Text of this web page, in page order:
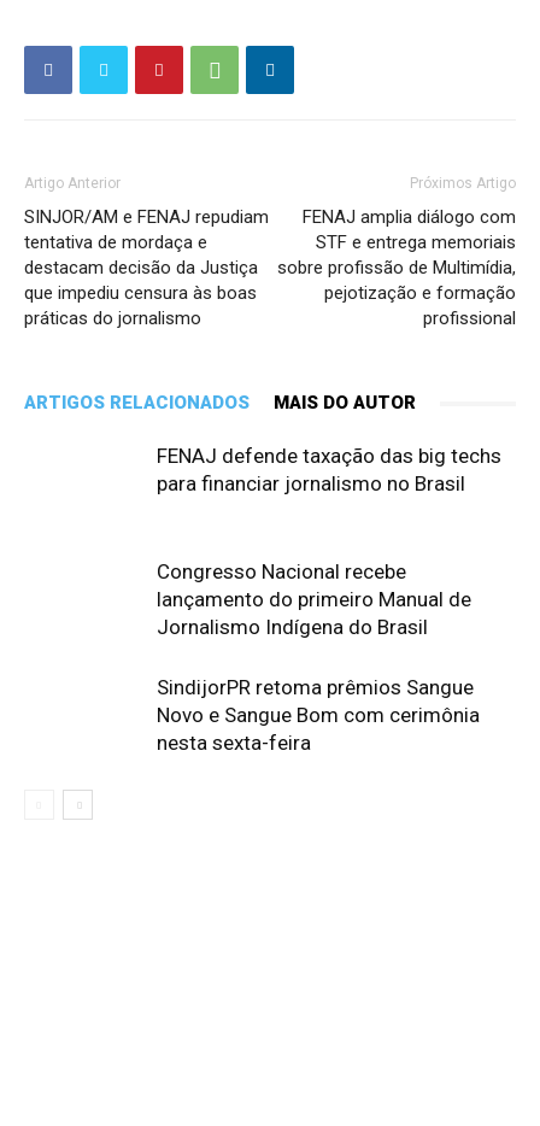
Artigo Anterior
SINJOR/AM e FENAJ repudiam
tentativa de mordaça e
destacam decisão da Justiça
que impediu censura às boas
práticas do jornalismo
Próximos Artigo
FENAJ amplia diálogo com
STF e entrega memoriais
sobre profissão de Multimídia,
pejotização e formação
profissional
ARTIGOS RELACIONADOS MAIS DO AUTOR
FENAJ defende taxação das big techs
para financiar jornalismo no Brasil
Congresso Nacional recebe
lançamento do primeiro Manual de
Jornalismo Indígena do Brasil
SindijorPR retoma prêmios Sangue
Novo e Sangue Bom com cerimônia
nesta sexta-feira